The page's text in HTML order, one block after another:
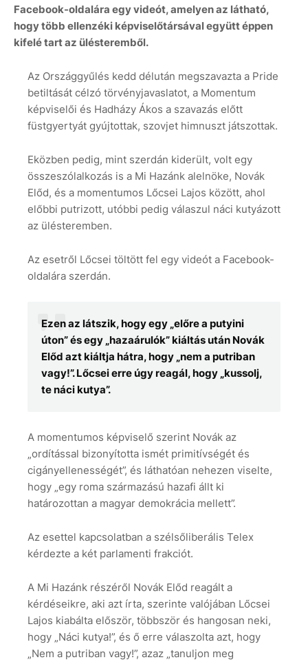
Facebook-oldalára egy videót, amelyen az látható,
hogy több ellenzéki képviselőtársával együtt éppen
kifelé tart az ülésteremből.
Az Országgyűlés kedd délután megszavazta a Pride
betiltását célzó törvényjavaslatot, a Momentum
képviselői és Hadházy Ákos a szavazás előtt
füstgyertyát gyújtottak, szovjet himnuszt játszottak.
Eközben pedig, mint szerdán kiderült, volt egy
összeszólalkozás is a Mi Hazánk alelnöke, Novák
Előd, és a momentumos Lőcsei Lajos között, ahol
előbbi putrizott, utóbbi pedig válaszul náci kutyázott
az ülésteremben.
Az esetről Lőcsei töltött fel egy videót a Facebook-
oldalára szerdán.
Ezen az látszik, hogy egy „előre a putyini
úton” és egy „hazaárulók” kiáltás után Novák
Előd azt kiáltja hátra, hogy „nem a putriban
vagy!”. Lőcsei erre úgy reagál, hogy „kussolj,
te náci kutya”.
A momentumos képviselő szerint Novák az
„ordítással bizonyította ismét primitívségét és
cigányellenességét”, és láthatóan nehezen viselte,
hogy „egy roma származású hazafi állt ki
határozottan a magyar demokrácia mellett”.
Az esettel kapcsolatban a szélsőliberális Telex
kérdezte a két parlamenti frakciót.
A Mi Hazánk részéről Novák Előd reagált a
kérdéseikre, aki azt írta, szerinte valójában Lőcsei
Lajos kiabálta először, többször és hangosan neki,
hogy „Náci kutya!”, és ő erre válaszolta azt, hogy
„Nem a putriban vagy!”, azaz „tanuljon meg